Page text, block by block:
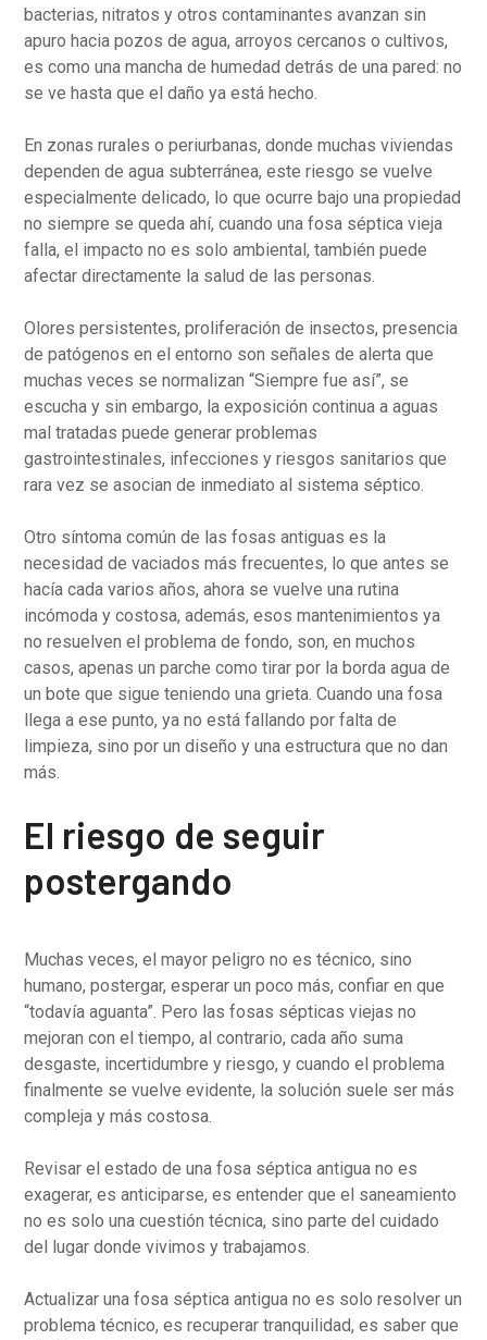
bacterias, nitratos y otros contaminantes avanzan sin
apuro hacia pozos de agua, arroyos cercanos o cultivos,
es como una mancha de humedad detrás de una pared: no
se ve hasta que el daño ya está hecho.
En zonas rurales o periurbanas, donde muchas viviendas
dependen de agua subterránea, este riesgo se vuelve
especialmente delicado, lo que ocurre bajo una propiedad
no siempre se queda ahí, cuando una fosa séptica vieja
falla, el impacto no es solo ambiental, también puede
afectar directamente la salud de las personas.
Olores persistentes, proliferación de insectos, presencia
de patógenos en el entorno son señales de alerta que
muchas veces se normalizan “Siempre fue así”, se
escucha y sin embargo, la exposición continua a aguas
mal tratadas puede generar problemas
gastrointestinales, infecciones y riesgos sanitarios que
rara vez se asocian de inmediato al sistema séptico.
Otro síntoma común de las fosas antiguas es la
necesidad de vaciados más frecuentes, lo que antes se
hacía cada varios años, ahora se vuelve una rutina
incómoda y costosa, además, esos mantenimientos ya
no resuelven el problema de fondo, son, en muchos
casos, apenas un parche como tirar por la borda agua de
un bote que sigue teniendo una grieta. Cuando una fosa
llega a ese punto, ya no está fallando por falta de
limpieza, sino por un diseño y una estructura que no dan
más.
El riesgo de seguir
postergando
Muchas veces, el mayor peligro no es técnico, sino
humano, postergar, esperar un poco más, confiar en que
“todavía aguanta”. Pero las fosas sépticas viejas no
mejoran con el tiempo, al contrario, cada año suma
desgaste, incertidumbre y riesgo, y cuando el problema
finalmente se vuelve evidente, la solución suele ser más
compleja y más costosa.
Revisar el estado de una fosa séptica antigua no es
exagerar, es anticiparse, es entender que el saneamiento
no es solo una cuestión técnica, sino parte del cuidado
del lugar donde vivimos y trabajamos.
Actualizar una fosa séptica antigua no es solo resolver un
problema técnico, es recuperar tranquilidad, es saber que